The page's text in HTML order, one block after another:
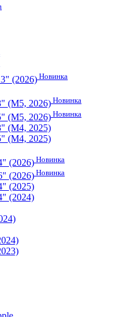
(2026) Новинка
(M5, 2026) Новинка
(M5, 2026) Новинка
(M4, 2025)
(M4, 2025)
(2026) Новинка
(2026) Новинка
(2025)
(2024)